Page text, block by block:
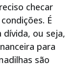
checar
É
ou seja,
para
são